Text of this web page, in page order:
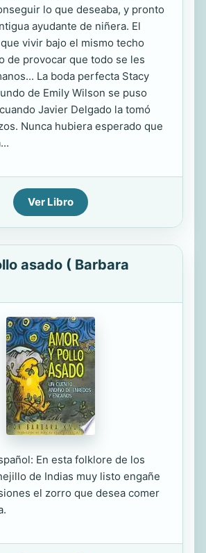
lo que deseaba, y pronto
ayudante de niñera. El
vivir bajo el mismo techo
de provocar que todo se les
La boda perfecta Stacy
de Emily Wilson se puso
Javier Delgado la tomó
Nunca hubiera esperado que
Ver Libro
asado ( Barbara
En esta folklore de los
de Indias muy listo engañe
el zorro que desea comer